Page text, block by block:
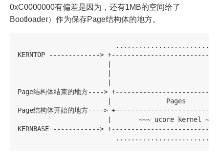
0xC0000000有偏差是因为，还有1MB的空间给了
Bootloader）作为保存Page结构体的地方。
KERNTOP ------------->
Page结构体结束的地方---->
|              Pages
Page结构体开始的地方---->
|       ~~~ ucore kernel ~~~
KERNBASE ------------>